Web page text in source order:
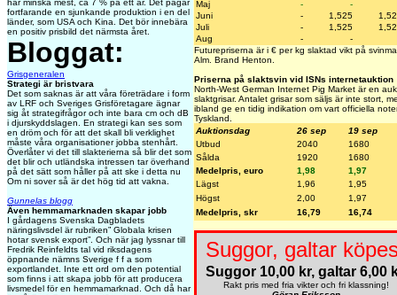
har minska mest, ca 7 % på ett år. Det pågår
fortfarande en sjunkande produktion i en del
länder, som USA och Kina. Det bör innebära
en positiv prisbild det närmsta året.
Bloggat:
Grisgeneralen
Strategi är bristvara
Det som saknas är att våra företrädare i form
av LRF och Sveriges Grisföretagare ägnar
sig åt strategifrågor och inte bara cm och dB
i djurskyddslagen. En strategi kan ses som
en dröm och för att det skall bli verklighet
måste våra organisationer jobba stenhårt.
Överlåter vi det till slakterierna så blir det som
det blir och utländska intressen tar överhand
på det sätt som håller på att ske i detta nu
Om ni sover så är det hög tid att vakna.
Gunnelas blogg
Även hemmamarknaden skapar jobb
I gårdagens Svenska Dagbladets
näringslivsdel är rubriken” Globala krisen
hotar svensk export”. Och när jag lyssnar till
Fredrik Reinfeldts tal vid riksdagens
öppnande nämns Sverige f f a som
exportlandet. Inte ett ord om den potential
som finns i att skapa jobb för att producera
livsmedel för en hemmamarknad. Och då har
Maj -
-
Juni
- 1,525
Juli
- 1,525
Aug
-
-
Futurepriserna är i € per kg slaktad vikt på
Alm. Brand Henton.
Priserna på slaktsvin vid ISNs internetauktion
North-West German Internet Pig Market är en
slaktgrisar. Antalet grisar som säljs är inte stort,
ibland ge en tidig indikation om vart officiella
Tyskland.
Auktionsdag
26 sep
19 sep
Utbud
2040
1680
Sålda
1920
1680
Medelpris, euro
1,98
1,97
Lägst
1,96
1,95
Högst
2,00
1,97
Medelpris, skr
16,79 16,74
Suggor, galtar
Suggor 10,00 kr, galtar 6,00
Rakt pris med fria vikter och fri klassning!